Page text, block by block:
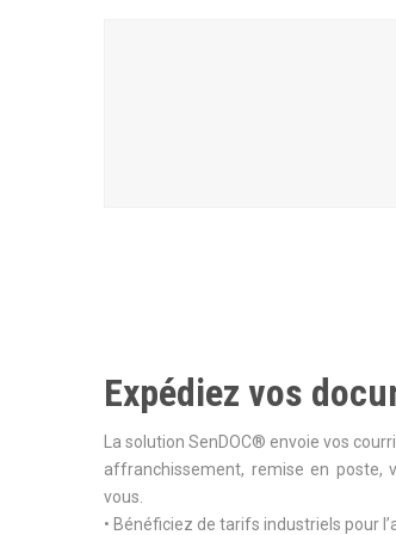
Expédiez vos
La solution SenDOC® envoie vos
affranchissement, remise en poste,
vous.
• Bénéficiez de tarifs industriels pour